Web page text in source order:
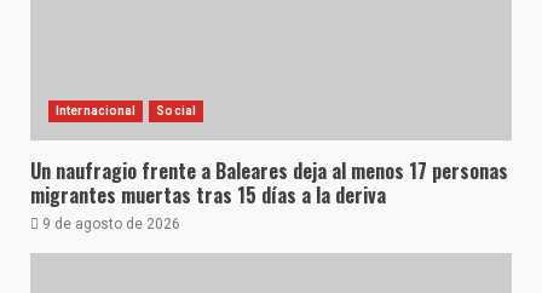
Internacional Social
Un naufragio frente a Baleares deja al menos 17 personas
migrantes muertas tras 15 días a la deriva
9 de agosto de 2026